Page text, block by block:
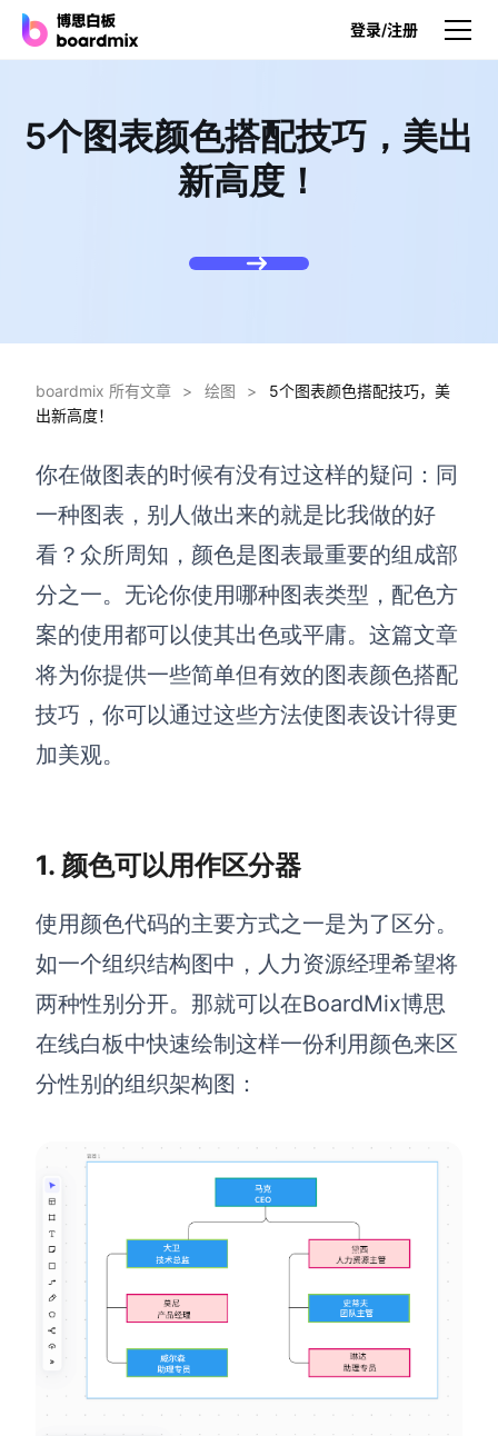
登录/注册
产品
博思设计
一体化产品设计工具
AI生成PPT，支持在线编辑
资源与下载
向团队介绍
博思白板boardmix
下载
解决方案
高效协作
团队协作提效
素材整理
在线白板
敏捷实践
思维和灵感整理
流程整理
客户旅程图
ER图
数据流图
5个图表颜色搭配技巧，美出
新高度！
boardmix 所有文章 > 绘图 >
5个图表颜色搭配技巧，美
出新高度！
你在做图表的时候有没有过这样的疑问：同
一种图表，别人做出来的就是比我做的好
看？众所周知，颜色是图表最重要的组成部
分之一。无论你使用哪种图表类型，配色方
案的使用都可以使其出色或平庸。这篇文章
将为你提供一些简单但有效的图表颜色搭配
技巧，你可以通过这些方法使图表设计得更
加美观。
1. 颜色可以用作区分器
使用颜色代码的主要方式之一是为了区分。
如一个组织结构图中，人力资源经理希望将
两种性别分开。那就可以在BoardMix博思
在线白板中快速绘制这样一份利用颜色来区
分性别的组织架构图：